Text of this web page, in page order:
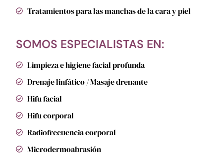
Tratamientos para las manchas de la cara y piel
SOMOS ESPECIALISTAS EN:
Limpieza e higiene facial profunda
Drenaje linfático / Masaje drenante
Hifu facial
Hifu corporal
Radiofrecuencia corporal
Microdermoabrasión